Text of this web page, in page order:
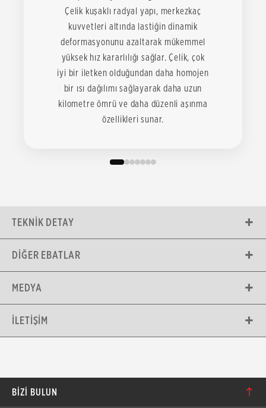
Çelik kuşaklı radyal yapı, merkezkaç
kuvvetleri altında lastiğin dinamik
deformasyonunu azaltarak mükemmel
yüksek hız kararlılığı sağlar. Çelik, çok
iyi bir iletken olduğundan daha homojen
bir ısı dağılımı sağlayarak daha uzun
kilometre ömrü ve daha düzenli aşınma
özellikleri sunar.
TEKNIK DETAY
DIĞER EBATLAR
MEDYA
İLETIŞIM
BIZI BULUN